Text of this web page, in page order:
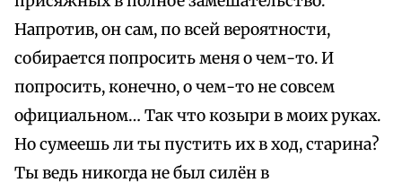
Напротив, он сам, по всей вероятности,
собирается попросить меня о чем-то. И
попросить, конечно, о чем-то не совсем
официальном… Так что козыри в моих руках.
Но сумеешь ли ты пустить их в ход, старина?
Ты ведь никогда не был силён в